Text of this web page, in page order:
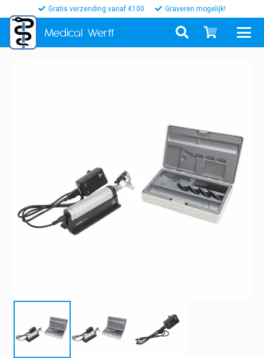
Gratis verzending vanaf €100 Graveren mogelijk!
Medical Werff